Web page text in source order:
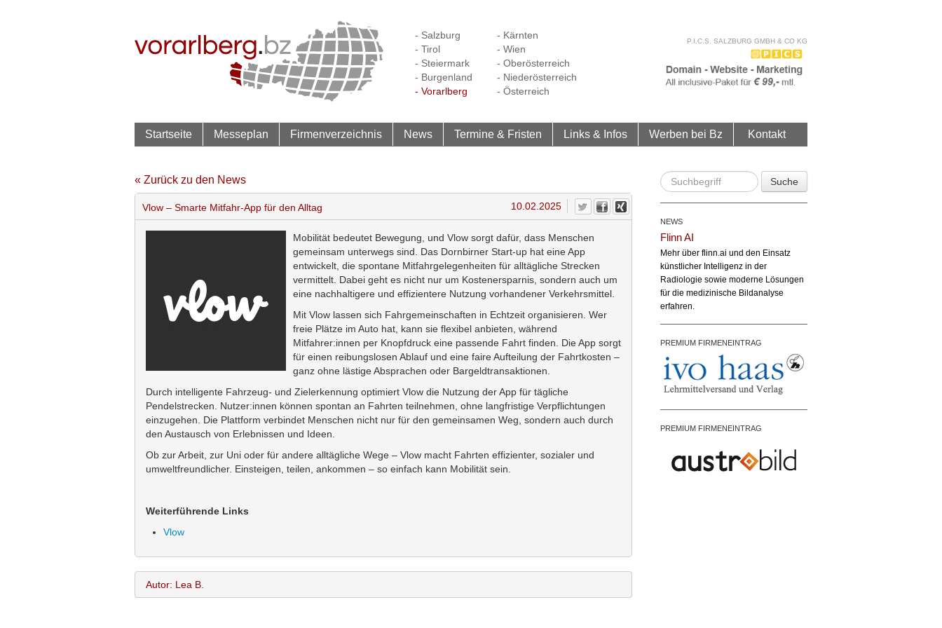
- Salzburg
- Tirol
- Steiermark
- Burgenland
- Vorarlberg
- Kärnten
- Wien
- Oberösterreich
- Niederösterreich
- Österreich
P.I.C.S. SALZBURG GMBH & CO KG
Startseite Messeplan Firmenverzeichnis News Termine & Fristen Links & Infos Werben bei Bz Kontakt
« Zurück zu den News
Vlow – Smarte Mitfahr-App für den Alltag 10.02.2025
Mobilität bedeutet Bewegung, und Vlow sorgt dafür, dass Menschen
gemeinsam unterwegs sind. Das Dornbirner Start-up hat eine App
entwickelt, die spontane Mitfahrgelegenheiten für alltägliche Strecken
vermittelt. Dabei geht es nicht nur um Kostenersparnis, sondern auch um
eine nachhaltigere und effizientere Nutzung vorhandener Verkehrsmittel.
Mit Vlow lassen sich Fahrgemeinschaften in Echtzeit organisieren. Wer
freie Plätze im Auto hat, kann sie flexibel anbieten, während
Mitfahrer:innen per Knopfdruck eine passende Fahrt finden. Die App sorgt
für einen reibungslosen Ablauf und eine faire Aufteilung der Fahrtkosten –
ganz ohne lästige Absprachen oder Bargeldtransaktionen.
Durch intelligente Fahrzeug- und Zielerkennung optimiert Vlow die Nutzung der App für tägliche
Pendelstrecken. Nutzer:innen können spontan an Fahrten teilnehmen, ohne langfristige Verpflichtungen
einzugehen. Die Plattform verbindet Menschen nicht nur für den gemeinsamen Weg, sondern auch durch
den Austausch von Erlebnissen und Ideen.
Ob zur Arbeit, zur Uni oder für andere alltägliche Wege – Vlow macht Fahrten effizienter, sozialer und
umweltfreundlicher. Einsteigen, teilen, ankommen – so einfach kann Mobilität sein.
Weiterführende Links
Vlow
Autor: Lea B.
Suche
NEWS
Flinn AI
Mehr über flinn.ai und den Einsatz
künstlicher Intelligenz in der
Radiologie sowie moderne Lösungen
für die medizinische Bildanalyse
erfahren.
PREMIUM FIRMENEINTRAG
PREMIUM FIRMENEINTRAG